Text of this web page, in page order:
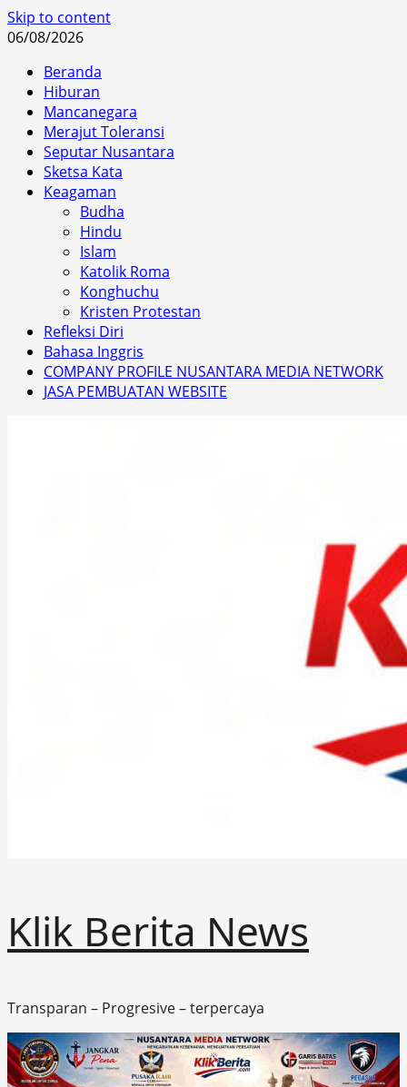
Skip to content
06/08/2026
Beranda
Hiburan
Mancanegara
Merajut Toleransi
Seputar Nusantara
Sketsa Kata
Keagaman
Budha
Hindu
Islam
Katolik Roma
Konghuchu
Kristen Protestan
Refleksi Diri
Bahasa Inggris
COMPANY PROFILE NUSANTARA MEDIA NETWORK
JASA PEMBUATAN WEBSITE
Klik Berita News
Transparan – Progresive – terpercaya